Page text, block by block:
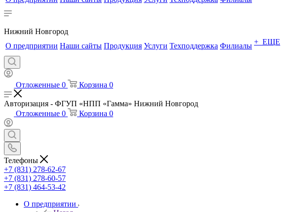
Нижний Новгород
О предприятии Наши сайты Продукция Услуги Техподдержка Филиалы + ЕЩЕ
Отложенные 0 Корзина 0
Авторизация - ФГУП «НПП «Гамма» Нижний Новгород
Отложенные 0 Корзина 0
Телефоны
+7 (831) 278-62-67
+7 (831) 278-60-57
+7 (831) 464-53-42
О предприятии